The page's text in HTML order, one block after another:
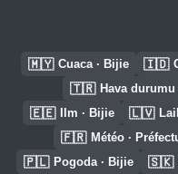
🇲🇾 Cuaca · Bijie 🇮🇩
🇹🇷 Hava durumu
🇪🇪 Ilm · Bijie 🇱🇻
🇫🇷 Météo ·
🇵🇱 Pogoda · Bijie 🇸🇰